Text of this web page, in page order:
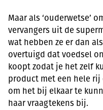
Maar als ‘ouderwetse’
vervangers uit de
wat hebben ze er dan
overtuigd dat voedsel
koopt zodat je het zelf
product met een hele
om het bij elkaar te
haar vraagtekens bij.